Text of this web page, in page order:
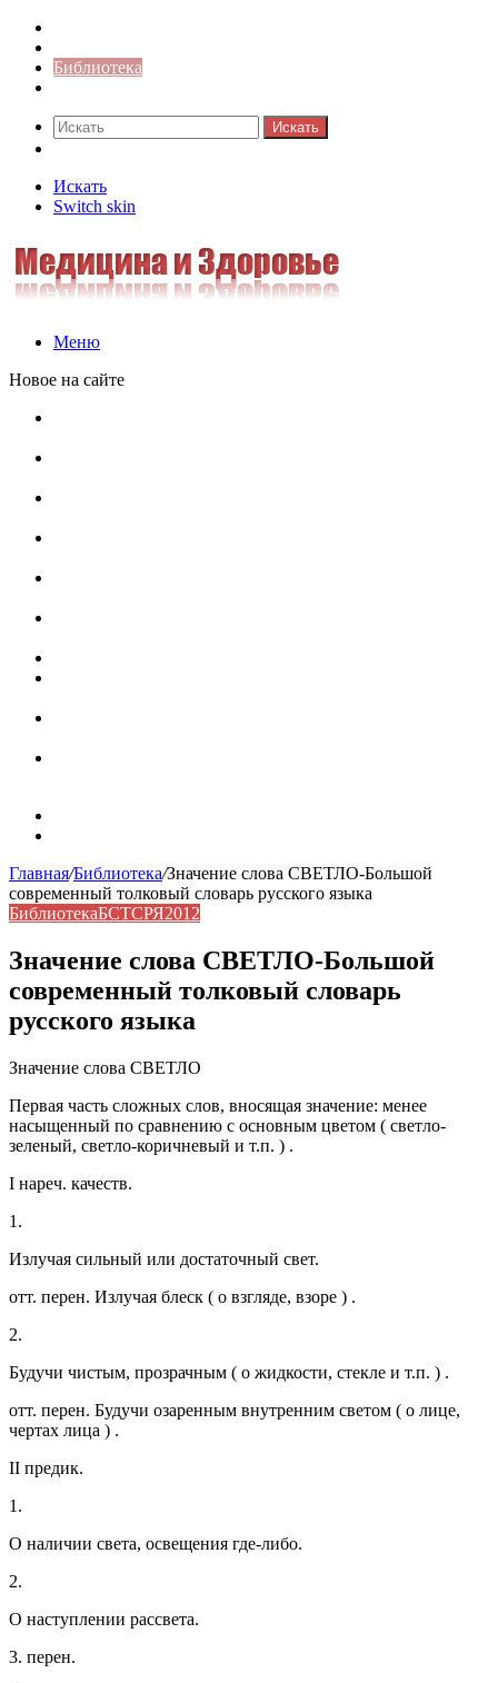
Библиотека
Искать
Искать
Switch skin
Меню
Новое на сайте
Главная/Библиотека/Значение слова СВЕТЛО-Большой
современный толковый словарь русского языка
БиблиотекаБСТСРЯ2012
Значение слова СВЕТЛО-Большой
современный толковый словарь
русского языка
Значение слова СВЕТЛО
Первая часть сложных слов, вносящая значение: менее
насыщенный по сравнению с основным цветом ( светло-
зеленый, светло-коричневый и т.п. ) .
I нареч. качеств.
1.
Излучая сильный или достаточный свет.
отт. перен. Излучая блеск ( о взгляде, взоре ) .
2.
Будучи чистым, прозрачным ( о жидкости, стекле и т.п. ) .
отт. перен. Будучи озаренным внутренним светом ( о лице,
чертах лица ) .
II предик.
1.
О наличии света, освещения где-либо.
2.
О наступлении рассвета.
3. перен.